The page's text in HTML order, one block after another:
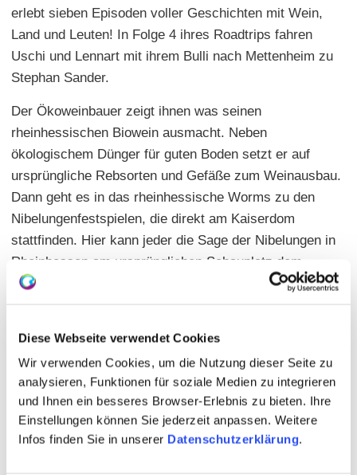
Diese Webseite verwendet Cookies
Wir verwenden Cookies, um die Nutzung dieser Seite zu
analysieren, Funktionen für soziale Medien zu integrieren
und Ihnen ein besseres Browser-Erlebnis zu bieten. Ihre
Einstellungen können Sie jederzeit anpassen. Weitere
Infos finden Sie in unserer Datenschutzerklärung.
erlebt sieben Episoden voller Geschichten mit Wein,
Land und Leuten! In Folge 4 ihres Roadtrips fahren
Uschi und Lennart mit ihrem Bulli nach Mettenheim zu
Stephan Sander.
Der Ökoweinbauer zeigt ihnen was seinen
rheinhessischen Biowein ausmacht. Neben
ökologischem Dünger für guten Boden setzt er auf
ursprüngliche Rebsorten und Gefäße zum Weinausbau.
Dann geht es in das rheinhessische Worms zu den
Nibelungenfestspielen, die direkt am Kaiserdom
stattfinden. Hier kann jeder die Sage der Nibelungen in
Rheinhessen am ursprünglichen Schauplatz dem
Kaiserdom wieder erleben.